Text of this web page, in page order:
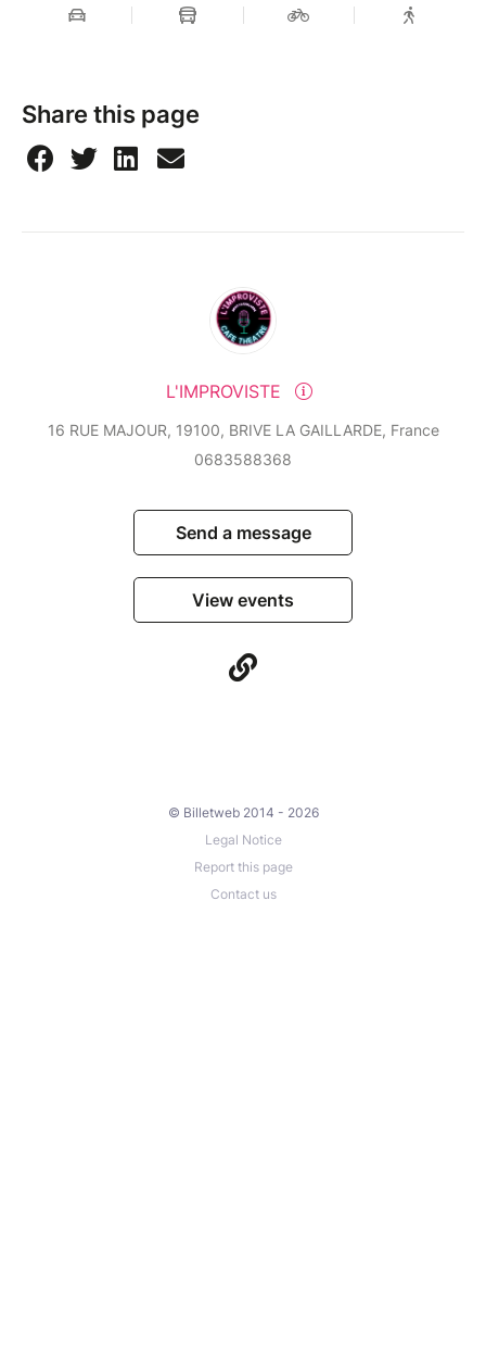
Share this page
L'IMPROVISTE
16 RUE MAJOUR, 19100, BRIVE LA GAILLARDE, France
0683588368
Send a message
View events
© Billetweb 2014 - 2026
Legal Notice
Report this page
Contact us